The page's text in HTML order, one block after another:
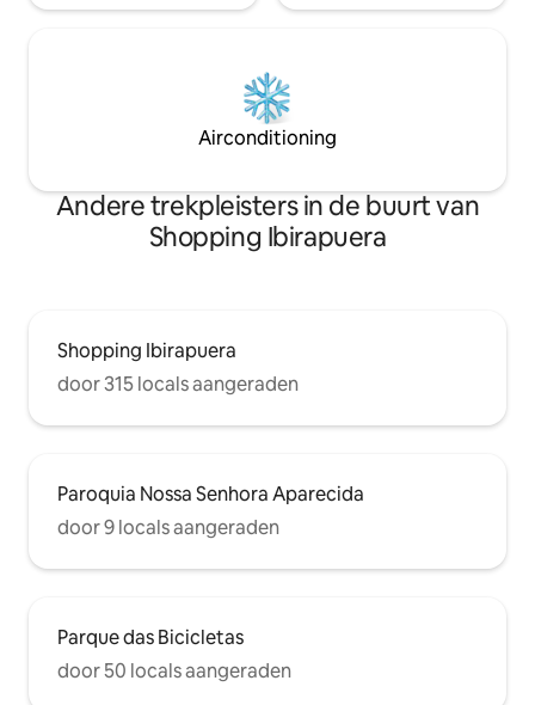
Airconditioning
Andere trekpleisters in de buurt van
Shopping Ibirapuera
Shopping Ibirapuera
door 315 locals aangeraden
Paroquia Nossa Senhora Aparecida
door 9 locals aangeraden
Parque das Bicicletas
door 50 locals aangeraden